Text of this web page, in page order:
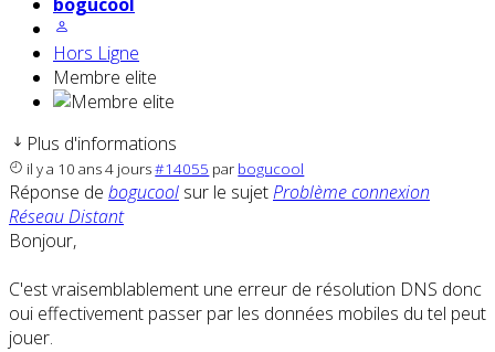
Hors Ligne
Membre elite
Plus d'informations
il y a 10 ans 4 jours#14055 par bogucool
Réponse de bogucool sur le sujetProblème connexion
Réseau Distant
Bonjour,
C'est vraisemblablement une erreur de résolution DNS donc
oui effectivement passer par les données mobiles du tel peut
jouer.